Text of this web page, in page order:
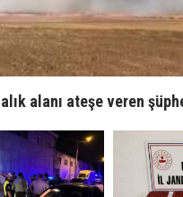
alanı ateşe veren